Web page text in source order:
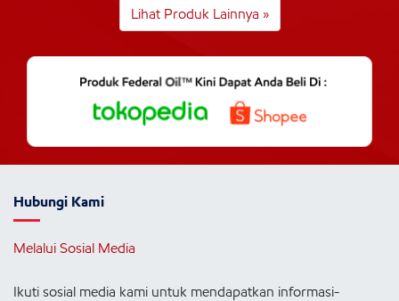
Lihat Produk Lainnya »
Hubungi Kami
Melalui Sosial Media
Ikuti sosial media kami untuk mendapatkan informasi-